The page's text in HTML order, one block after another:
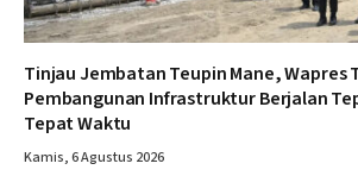
Tinjau Jembatan Teupin Mane, Wapres
Pembangunan Infrastruktur Berjalan
Tepat Waktu
Kamis, 6 Agustus 2026